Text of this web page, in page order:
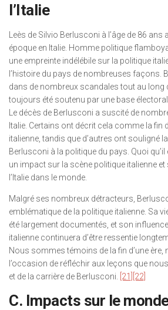
l’Italie
Leès de Silvio Berlusconi à l’âge de 86 ans
époque en Italie. Homme politique
une empreinte indélébile sur la politique
l’histoire du pays de nombreuses façons.
dans de nombreux scandales tout au long
toujours été soutenu par une base
Le décès de Berlusconi a suscité de
Italie. Certains ont décrit cela comme la fin
italienne, tandis que d’autres ont souligné
Berlusconi à la politique du pays. Quoi
un impact sur la scène politique italienne
l’Italie dans le monde.
Malgré ses nombreux détracteurs,
emblématique de la politique italienne. Sa
été largement documentés, et son
italienne continuera d’être ressentie
Nous sommes témoins de la fin d’une ère,
l’occasion de réfléchir aux leçons que
et de la carrière de Berlusconi.
[21] [22]
C. Impacts sur le